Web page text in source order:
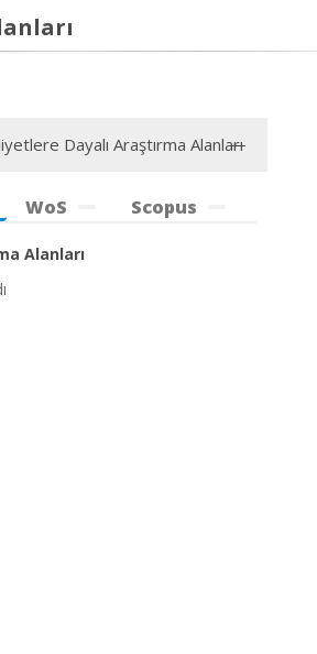
Dayalı Araştırma Alanları
WoS Scopus
Alanları